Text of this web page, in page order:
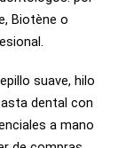
Biotène o
suave, hilo
dental con
a mano